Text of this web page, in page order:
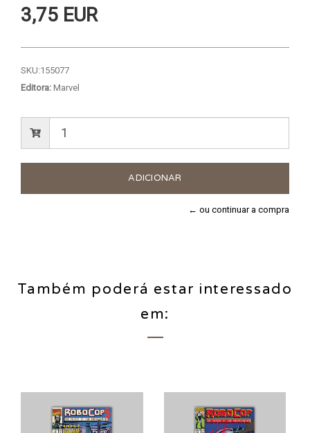
3,75 EUR
SKU:155077
Editora: Marvel
← ou continuar a compra
Também poderá estar interessado
em: